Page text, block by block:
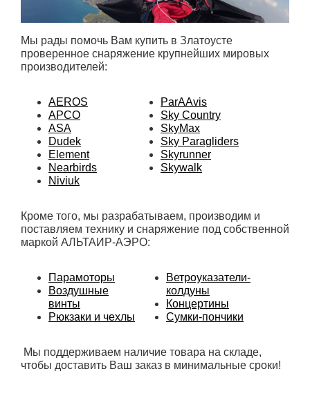
Мы рады помочь Вам купить в Златоусте
проверенное снаряжение крупнейших мировых
производителей:
AEROS
APCO
ASA
Dudek
Element
Nearbirds
Niviuk
ParAAvis
Sky Country
SkyMax
Sky Paragliders
Skyrunner
Skywalk
Кроме того, мы разрабатываем, производим и
поставляем технику и снаряжение под собственной
маркой АЛЬТАИР-АЭРО:
Парамоторы
Воздушные
винты
Рюкзаки и чехлы
Ветроуказатели-
колдуны
Концертины
Сумки-пончики
Мы поддерживаем наличие товара на складе,
чтобы доставить Ваш заказ в минимальные сроки!